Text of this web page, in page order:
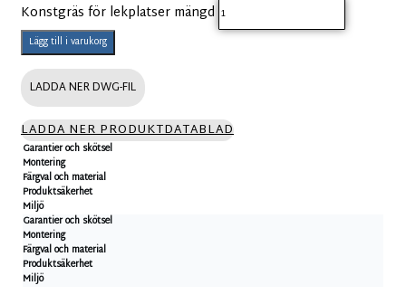
Konstgräs för lekplatser mängd
Lägg till i varukorg
LADDA NER DWG-FIL
LADDA NER PRODUKTDATABLAD
Garantier och skötsel
Montering
Färgval och material
Produktsäkerhet
Miljö
Garantier och skötsel
Montering
Färgval och material
Produktsäkerhet
Miljö